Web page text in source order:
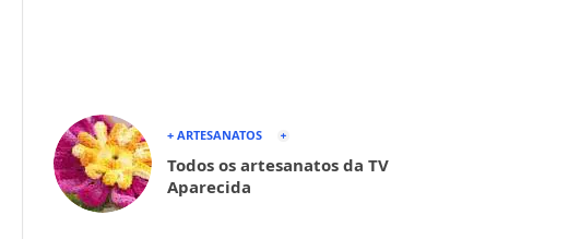
+ ARTESANATOS
Todos os artesanatos da TV
Aparecida